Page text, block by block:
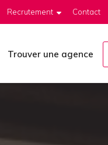
Recrutement Contact
Trouver une agence